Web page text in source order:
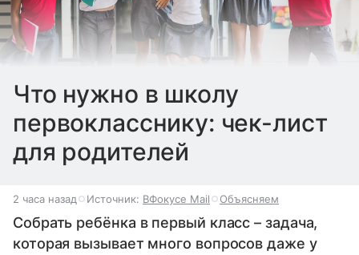
Что нужно в школу
первокласснику: чек-лист
для родителей
2 часа назад Источник: ВФокусе Mail Объясняем
Собрать ребёнка в первый класс – задача,
которая вызывает много вопросов даже у